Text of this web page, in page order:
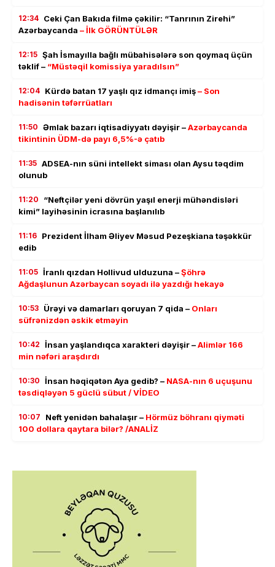
12:34 Ceki Çan Bakıda filmə çəkilir: “Tanrının Zirehi”
Azərbaycanda – İlk GÖRÜNTÜLƏR
12:15 Şah İsmayılla bağlı mübahisələrə son qoymaq üçün
təklif – “Müstəqil komissiya yaradılsın”
12:04 Kürdə batan 17 yaşlı qız idmançı imiş– Son
hadisənin təfərrüatları
11:50 Əmlak bazarı iqtisadiyyatı dəyişir –Azərbaycanda
tikintinin ÜDM-də payı 6,5%-ə çatıb
11:35 ADSEA-nın süni intellekt siması olan Aysu təqdim
olunub
11:20
“Neftçilər yeni dövrün yaşıl enerji mühəndisləri
kimi” layihəsinin icrasına başlanılıb
11:16 Prezident İlham Əliyev Məsud Pezeşkiana təşəkkür
edib
11:05 İranlı qızdan Hollivud ulduzuna –Şöhrə
Ağdaşlunun Azərbaycan soyadı ilə yazdığı hekayə
10:53 Ürəyi və damarları qoruyan 7 qida – Onları
süfrənizdən əskik etməyin
10:42 İnsan yaşlandıqca xarakteri dəyişir –Alimlər 166
min nəfəri araşdırdı
10:30 İnsan həqiqətən Aya gedib? – NASA-nın 6 uçuşunu
təsdiqləyən 5 güclü sübut / VİDEO
10:07 Neft yenidən bahalaşır – Hörmüz böhranı qiyməti
100 dollara qaytara bilər? /ANALİZ